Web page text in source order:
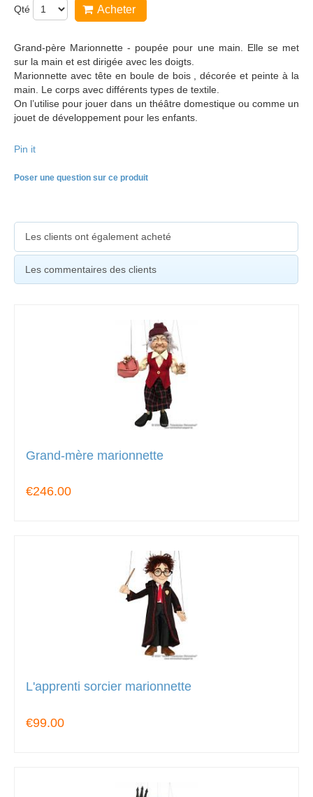
Qté Acheter
Grand-père Marionnette - poupée pour une main. Elle se met
sur la main et est dirigée avec les doigts.
Marionnette avec tête en boule de bois , décorée et peinte à la
main. Le corps avec différents types de textile.
On l’utilise pour jouer dans un théâtre domestique ou comme un
jouet de développement pour les enfants.
Pin it
Poser une question sur ce produit
Les clients ont également acheté
Les commentaires des clients
Grand-mère marionnette
€246.00
L'apprenti sorcier marionnette
€99.00